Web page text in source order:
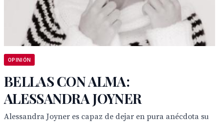
OPINIÓN
BELLAS CON ALMA:
ALESSANDRA JOYNER
Alessandra Joyner es capaz de dejar en pura anécdota su